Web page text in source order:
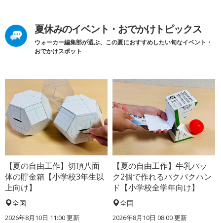
夏休みのイベント・おでかけトピックス
ウォーカー編集部が選ぶ、この夏におすすめしたい旬なイベント・
おでかけスポット
【夏の自由工作】切頂八面
体の貯金箱【小学校3年生以
上向け】
全国
2026年8月10日 11:00更新
【夏の自由工作】牛乳パッ
ク2個で作れるパクパクハン
ド【小学校全学年向け】
全国
2026年8月10日 08:00更新